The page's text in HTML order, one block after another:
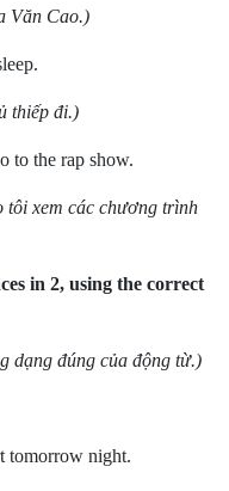
Văn Cao.)
thiếp đi.)
to the rap show.
tôi xem các chương trình
in 2, using the correct
dạng đúng của động từ.)
tomorrow night.